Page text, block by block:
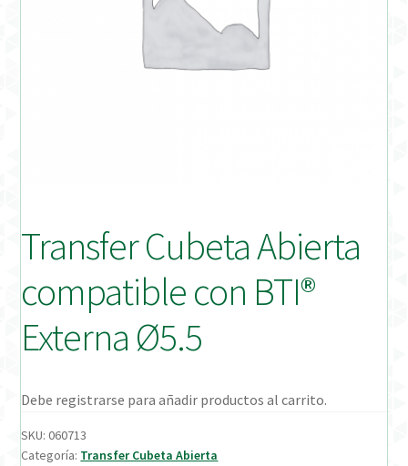
Mi cuenta
On-line Store
Productos Favoritos
Uso previsto
Verification Required
Transfer Cubeta Abierta
compatible con BTI®
Externa Ø5.5
Debe registrarse para añadir productos al carrito.
SKU:060713
Categoría: Transfer Cubeta Abierta